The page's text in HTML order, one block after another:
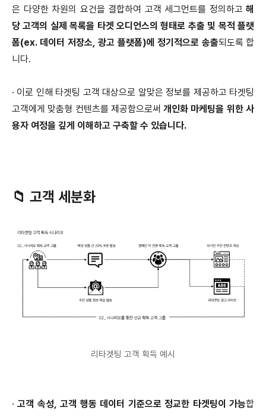
은 다양한 차원의 요건을 결합하여 고객 세그먼트를 정의하고 해
당 고객의 실제 목록을 타겟 오디언스의 형태로 추출 및 목적 플랫
폼(ex. 데이터 저장소, 광고 플랫폼)에 정기적으로 송출되도록 합
니다.
· 이로 인해 타겟팅 고객 대상으로 알맞은 정보를 제공하고 타겟팅
고객에게 맞춤형 컨텐츠를 제공함으로써개인화 마케팅을 위한 사
용자 여정을 깊게 이해하고 구축할 수 있습니다.
📁 고객 세분화
리타겟팅 고객 획득 예시
·고객 속성, 고객 행동 데이터 기준으로 정교한 타겟팅이 가능합